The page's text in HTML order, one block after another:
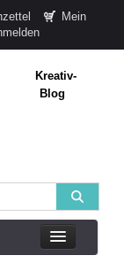
Mein
Kreativ-
Blog